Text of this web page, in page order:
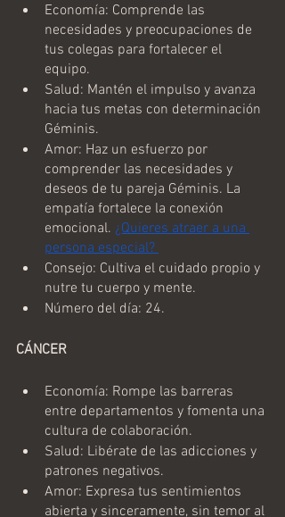
Economía: Comprende las
necesidades y preocupaciones de
tus colegas para fortalecer el
equipo.
Salud: Mantén el impulso y avanza
hacia tus metas con determinación
Géminis.
Amor: Haz un esfuerzo por
comprender las necesidades y
deseos de tu pareja Géminis. La
empatía fortalece la conexión
emocional. ¿Quieres atraer a una
persona especial?
Consejo: Cultiva el cuidado propio y
nutre tu cuerpo y mente.
Número del día: 24.
CÁNCER
Economía: Rompe las barreras
entre departamentos y fomenta una
cultura de colaboración.
Salud: Libérate de las adicciones y
patrones negativos.
Amor: Expresa tus sentimientos
abierta y sinceramente, sin temor al